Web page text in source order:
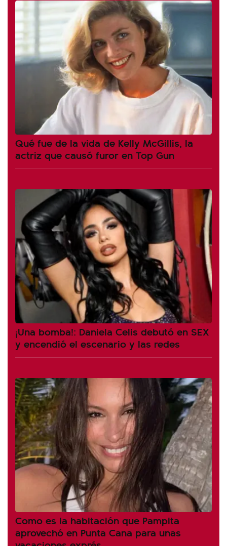
Qué fue de la vida de Kelly McGillis, la
actriz que causó furor en Top Gun
¡Una bomba!: Daniela Celis debutó en SEX
y encendió el escenario y las redes
Como es la habitación que Pampita
aprovechó en Punta Cana para unas